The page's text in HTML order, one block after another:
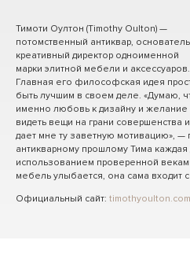
Тимоти Оултон (Timothy Oulton) —
потомственный антиквар,
креативный директор одноименной
марки элитной мебели и аксессуаров.
Главная его философская идея
быть лучшим в своем деле. «Думаю,
именно любовь к дизайну и желание
видеть вещи на грани совершенства и
дает мне ту заветную мотивацию», —
антикварному прошлому Тима
использованием проверенной
мебель улыбается, она сама входит с
Официальный сайт: timothyoulton.com